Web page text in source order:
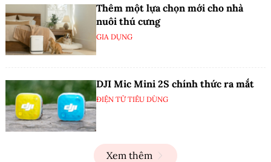
Thêm một lựa chọn mới cho nhà
nuôi thú cưng
GIA DỤNG
DJI Mic Mini 2S chính thức ra mắt
ĐIỆN TỬ TIÊU DÙNG
Xem thêm